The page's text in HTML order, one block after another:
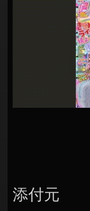
ビ
ゲ
ー
シ
ョ
ン
添付元